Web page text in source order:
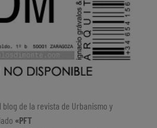
de la revista de Urbanismo y
«PFT